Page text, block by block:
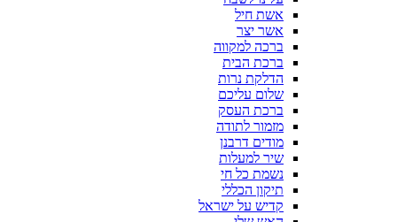
אשת חיל
אשר יצר
ברכה למקווה
ברכת הבית
הדלקת נרות
שלום עליכם
ברכת העסק
מזמור לתודה
מודים דרבנן
שיר למעלות
נשמת כל חי
תיקון הכללי
קדיש על ישראל